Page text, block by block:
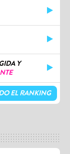
Y
EL RANKING
poner a